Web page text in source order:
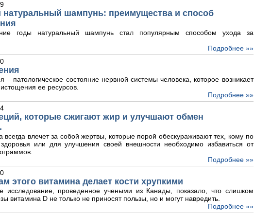
натуральный шампунь: преимущества и способ
годы натуральный шампунь стал популярным способом ухода за
Подробнее »»
– патологическое состояние нервной системы человека, которое возникает
ее ресурсов.
Подробнее »»
которые сжигают жир и улучшают обмен
всегда влечет за собой жертвы, которые порой обескураживают тех, кому по
или для улучшения своей внешности необходимо избавиться от
Подробнее »»
этого витамина делает кости хрупкими
исследование, проведенное учеными из Канады, показало, что слишком
витамина D не только не приносят пользы, но и могут навредить.
Подробнее »»